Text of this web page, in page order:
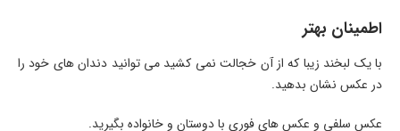
اطمینان بهتر
با یک لبخند زیبا که از آن خجالت نمی کشید می توانید دندان های خود را
در عکس نشان بدهید.
عکس سلفی و عکس های فوری با دوستان و خانواده بگیرید.